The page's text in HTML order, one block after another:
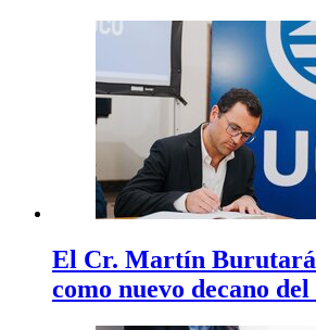
El Cr. Martín
como nuevo decano